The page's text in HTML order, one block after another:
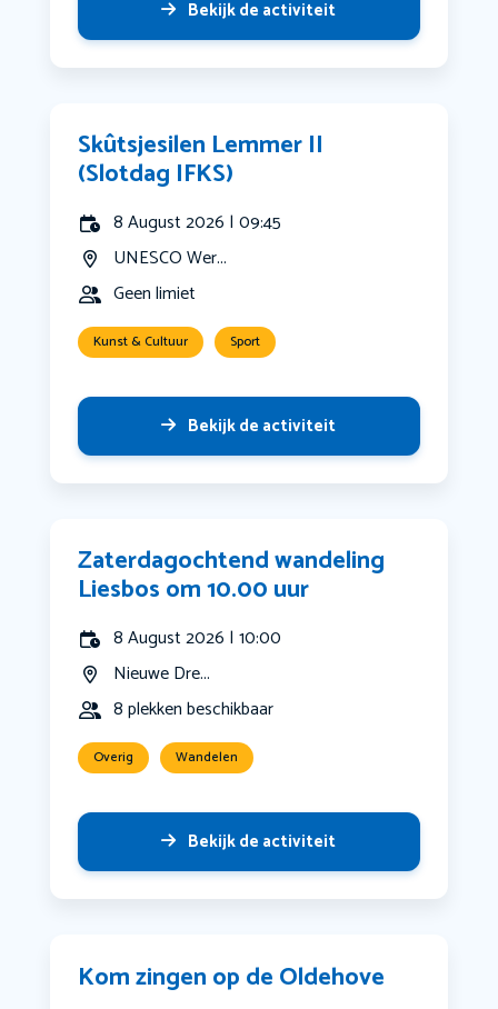
Bekijk de activiteit
Skûtsjesilen Lemmer II
(Slotdag IFKS)
8 August 2026 | 09:45
UNESCO Wer...
Geen limiet
Kunst & Cultuur Sport
Bekijk de activiteit
Zaterdagochtend wandeling
Liesbos om 10.00 uur
8 August 2026 | 10:00
Nieuwe Dre...
8 plekken beschikbaar
Overig Wandelen
Bekijk de activiteit
Kom zingen op de Oldehove